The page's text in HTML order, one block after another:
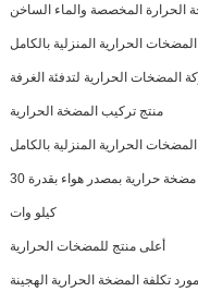
الحرارة المخصصة والماء الساخن
الحرارية المنزلية بالكامل
المضخات الحرارية لتدفئة الغرفة
منتج تركيب المضخة الحرارية
الحرارية المنزلية بالكامل
أفضل مضخة حرارية بمصدر هواء بقدرة 30
كيلو وات
أعلى منتج للمضخات الحرارية
مورد تكلفة المضخة الحرارية الهجينة